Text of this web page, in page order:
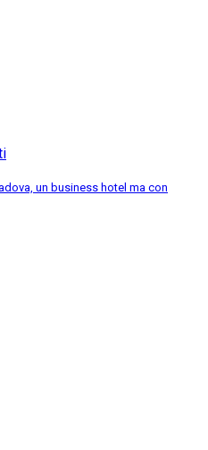
un business hotel ma con